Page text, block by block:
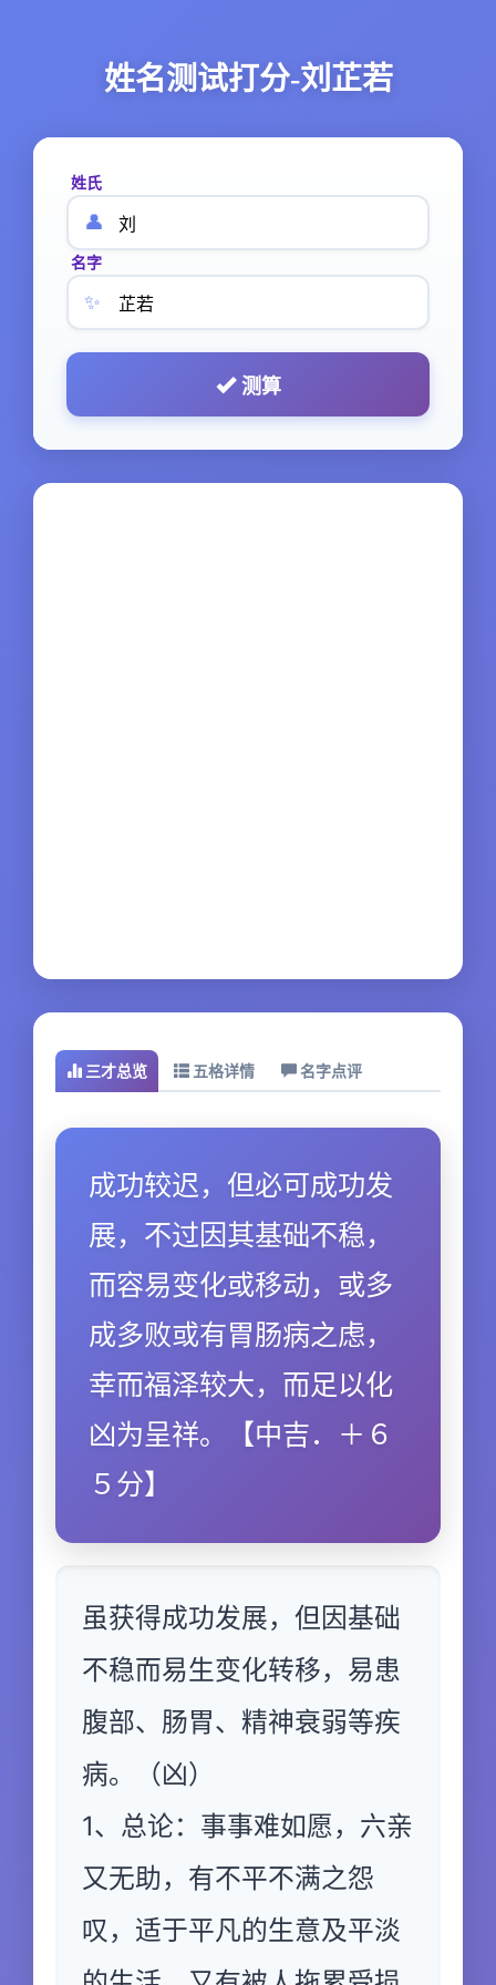
姓名测试打分-刘芷若
姓氏
👤
名字
✨
测算
三才总览 五格详情 名字点评
成功较迟，但必可成功发
展，不过因其基础不稳，
而容易变化或移动，或多
成多败或有胃肠病之虑，
幸而福泽较大，而足以化
凶为呈祥。【中吉．＋６
５分】
虽获得成功发展，但因基础
不稳而易生变化转移，易患
腹部、肠胃、精神衰弱等疾
病。（凶）
1、总论：事事难如愿，六亲
又无助，有不平不满之怨
叹，适于平凡的生意及平淡